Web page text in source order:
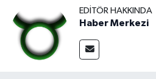
EDITÖR HAKKINDA
Haber Merkezi